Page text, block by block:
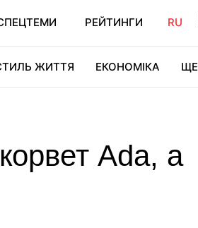
РЕЙТИНГИ RU
ЖИТТЯ ЕКОНОМІКА ЩЕ
Ada, а